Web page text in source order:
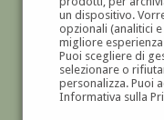
un dispositivo.
opzionali (analitici
migliore
Puoi scegliere di
selezionare o
personalizza. Puoi
Informativa sulla